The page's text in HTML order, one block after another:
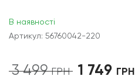
В наявності
Артикул: 56760042-220
3 499ГРН
Оригінальна
1 749 ГРН